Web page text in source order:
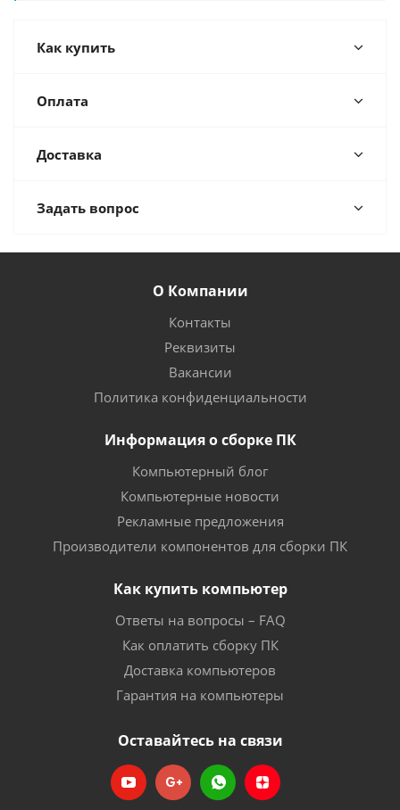
Как купить
Оплата
Доставка
Задать вопрос
О Компании
Контакты
Реквизиты
Вакансии
Политика конфиденциальности
Информация о сборке ПК
Компьютерный блог
Компьютерные новости
Рекламные предложения
Производители компонентов для сборки ПК
Как купить компьютер
Ответы на вопросы – FAQ
Как оплатить сборку ПК
Доставка компьютеров
Гарантия на компьютеры
Оставайтесь на связи